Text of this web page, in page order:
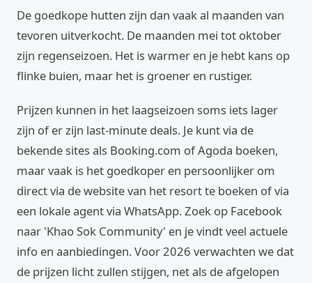
De goedkope hutten zijn dan vaak al maanden van
tevoren uitverkocht. De maanden mei tot oktober
zijn regenseizoen. Het is warmer en je hebt kans op
flinke buien, maar het is groener en rustiger.
Prijzen kunnen in het laagseizoen soms iets lager
zijn of er zijn last-minute deals. Je kunt via de
bekende sites als Booking.com of Agoda boeken,
maar vaak is het goedkoper en persoonlijker om
direct via de website van het resort te boeken of via
een lokale agent via WhatsApp. Zoek op Facebook
naar 'Khao Sok Community' en je vindt veel actuele
info en aanbiedingen. Voor 2026 verwachten we dat
de prijzen licht zullen stijgen, net als de afgelopen